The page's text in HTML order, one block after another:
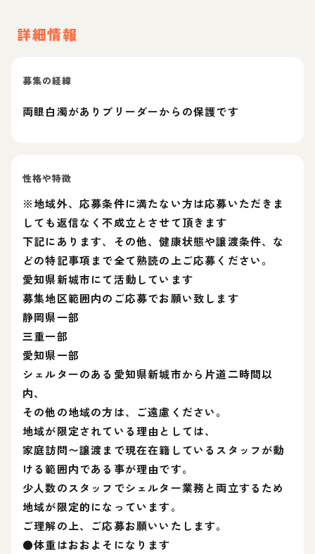
詳細情報
募集の経緯
両眼白濁がありブリーダーからの保護です
性格や特徴
※地域外、応募条件に満たない方は応募いただきま
しても返信なく不成立とさせて頂きます
下記にあります、その他、健康状態や譲渡条件、な
どの特記事項まで全て熟読の上ご応募ください。
愛知県新城市にて活動しています
募集地区範囲内のご応募でお願い致します
静岡県一部
三重一部
愛知県一部
シェルターのある愛知県新城市から片道二時間以
内、
その他の地域の方は、ご遠慮ください。
地域が限定されている理由としては、
家庭訪問〜譲渡まで現在在籍しているスタッフが動
ける範囲内である事が理由です。
少人数のスタッフでシェルター業務と両立するため
地域が限定的になっています。
ご理解の上、ご応募お願いいたします。
●体重はおおよそになります